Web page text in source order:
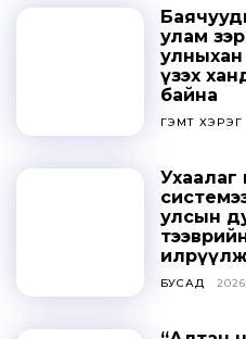
улам
үзэх
байна
ГЭМТ ХЭРЭГ
Ухаалаг
улсын
БУСАД